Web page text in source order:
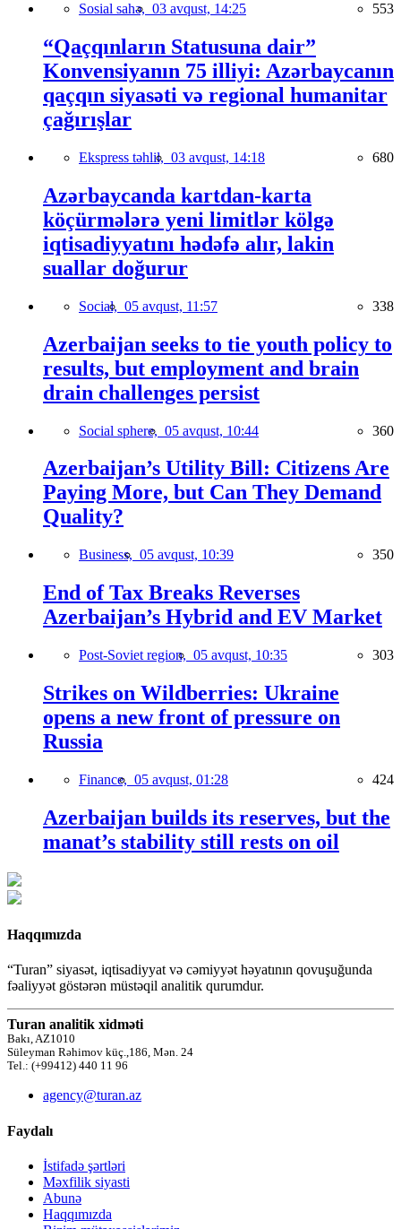
Sosial sahə, 03 avqust, 14:25 553
“Qaçqınların Statusuna dair”
Konvensiyanın 75 illiyi: Azərbaycanın
qaçqın siyasəti və regional humanitar
çağırışlar
Ekspress təhlil, 03 avqust, 14:18 680
Azərbaycanda kartdan-karta
köçürmələrə yeni limitlər kölgə
iqtisadiyyatını hədəfə alır, lakin
suallar doğurur
Social, 05 avqust, 11:57 338
Azerbaijan seeks to tie youth policy to
results, but employment and brain
drain challenges persist
Social sphere, 05 avqust, 10:44 360
Azerbaijan’s Utility Bill: Citizens Are
Paying More, but Can They Demand
Quality?
Business, 05 avqust, 10:39 350
End of Tax Breaks Reverses
Azerbaijan’s Hybrid and EV Market
Post-Soviet region, 05 avqust, 10:35 303
Strikes on Wildberries: Ukraine
opens a new front of pressure on
Russia
Finance, 05 avqust, 01:28 424
Azerbaijan builds its reserves, but the
manat’s stability still rests on oil
Haqqımızda
“Turan” siyasət, iqtisadiyyat və cəmiyyət həyatının qovuşuğunda
fəaliyyət göstərən müstəqil analitik qurumdur.
Turan analitik xidməti
Bakı, AZ1010
Süleyman Rəhimov küç.,186, Mən. 24
Tel.: (+99412) 440 11 96
agency@turan.az
Faydalı
İstifadə şərtləri
Məxfilik siyasti
Abunə
Haqqımızda